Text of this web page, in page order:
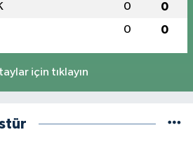
0 0
0 0
için tıklayın